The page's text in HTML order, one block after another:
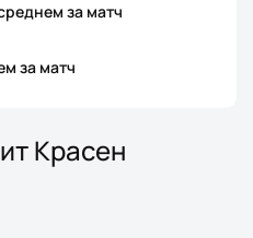
за матч
за матч
Красен